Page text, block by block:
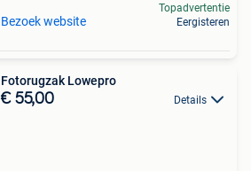
Bezoek website
Topadvertentie
Eergisteren
Fotorugzak Lowepro
€ 55,00 Details